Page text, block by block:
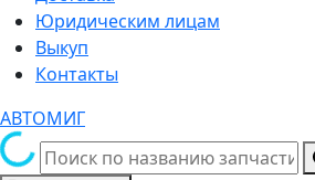
Юридическим лицам
Выкуп
Контакты
АВТОМИГ